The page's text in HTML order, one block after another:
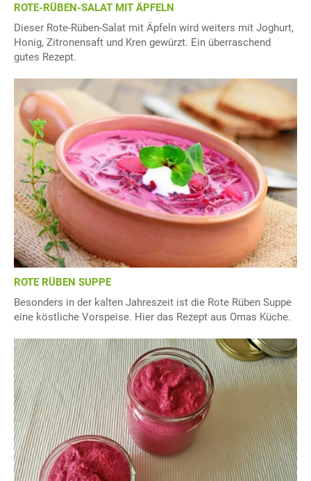
ROTE-RÜBEN-SALAT MIT ÄPFELN
Dieser Rote-Rüben-Salat mit Äpfeln wird weiters mit Joghurt,
Honig, Zitronensaft und Kren gewürzt. Ein überraschend
gutes Rezept.
ROTE RÜBEN SUPPE
Besonders in der kalten Jahreszeit ist die Rote Rüben Suppe
eine köstliche Vorspeise. Hier das Rezept aus Omas Küche.